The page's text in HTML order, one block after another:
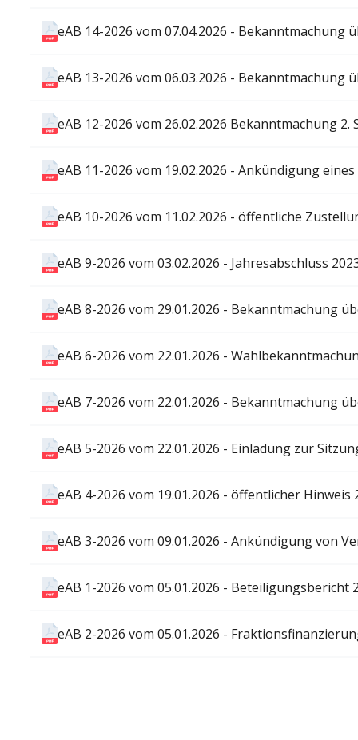
eAB 14-2026 vom 07.04.2026 -
eAB 13-2026 vom 06.03.2026 -
eAB 12-2026 vom 26.02.2026 Bekanntmachung
eAB 11-2026 vom 19.02.2026 - Ankündigung
eAB 10-2026 vom 11.02.2026 - öffentliche
eAB 9-2026 vom 03.02.2026 - Jahresabschluss
eAB 8-2026 vom 29.01.2026 - Bekanntmachung
eAB 6-2026 vom 22.01.2026 -
eAB 7-2026 vom 22.01.2026 - Bekanntmachung
eAB 5-2026 vom 22.01.2026 - Einladung zur
eAB 4-2026 vom 19.01.2026 - öffentlicher
eAB 3-2026 vom 09.01.2026 - Ankündigung von
eAB 1-2026 vom 05.01.2026 - Beteiligungsbericht
eAB 2-2026 vom 05.01.2026 -